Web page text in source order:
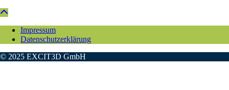
Impressum
Datenschutzerklärung
© 2025 EXCIT3D GmbH